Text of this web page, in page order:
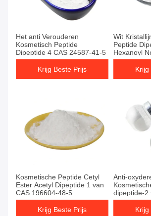
Het anti Verouderen
Kosmetisch Peptide
Dipeptide 4 CAS 24587-41-5
Krijg Beste Prijs
Wit
Peptide
Hexanoyl
Krijg
Kosmetische Peptide Cetyl
Ester Acetyl Dipeptide 1 van
CAS 196604-48-5
Krijg Beste Prijs
Anti-
dipeptide-2
Krijg